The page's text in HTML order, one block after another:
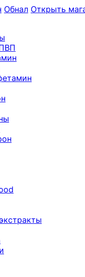
Обнал Открыть